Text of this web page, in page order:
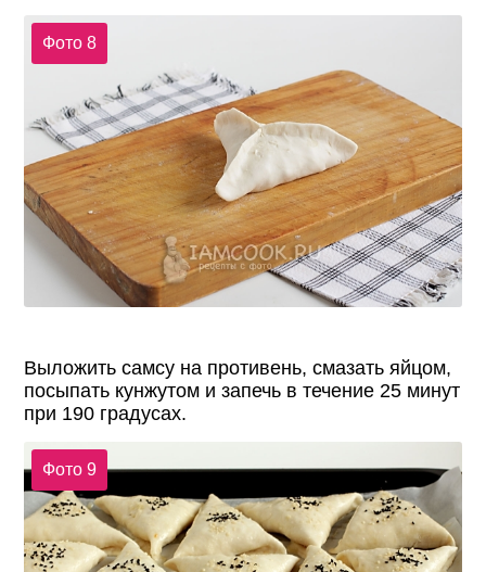
Фото 8
Выложить самсу на противень, смазать яйцом,
посыпать кунжутом и запечь в течение 25 минут
при 190 градусах.
Фото 9